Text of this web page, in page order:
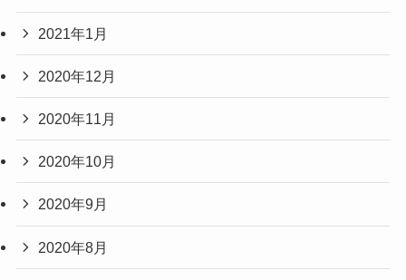
2021年1月
2020年12月
2020年11月
2020年10月
2020年9月
2020年8月